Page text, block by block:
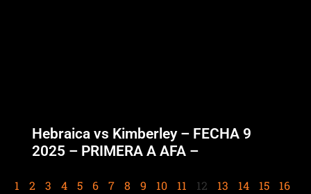
Hebraica vs Kimberley – FECHA 9
2025 – PRIMERA A AFA –
1 2 3 4 5 6 7 8 9 10 11 12 13 14 15
16